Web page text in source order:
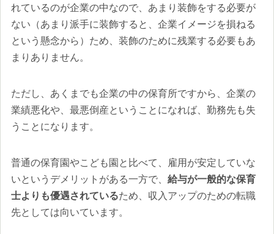
れているのが企業の中なので、あまり装飾をする必要が
ない（あまり派手に装飾すると、企業イメージを損ねる
という懸念から）ため、装飾のために残業する必要もあ
まりありません。
ただし、あくまでも企業の中の保育所ですから、企業の
業績悪化や、最悪倒産ということになれば、勤務先も失
うことになります。
普通の保育園やこども園と比べて、雇用が安定していな
いというデメリットがある一方で、 給与が一般的な保育
士よりも優遇されているため、収入アップのための転職
先としては向いています。